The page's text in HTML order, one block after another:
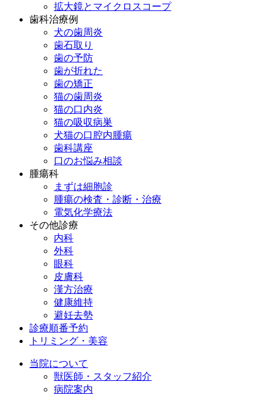
拡大鏡とマイクロスコープ
歯科治療例
犬の歯周炎
歯石取り
歯の予防
歯が折れた
歯の矯正
猫の歯周炎
猫の口内炎
猫の吸収病巣
犬猫の口腔内腫瘍
歯科講座
口のお悩み相談
腫瘍科
まずは細胞診
腫瘍の検査・診断・治療
電気化学療法
その他診療
内科
外科
眼科
皮膚科
漢方治療
健康維持
避妊去勢
診療順番予約
トリミング・美容
当院について
獣医師・スタッフ紹介
病院案内